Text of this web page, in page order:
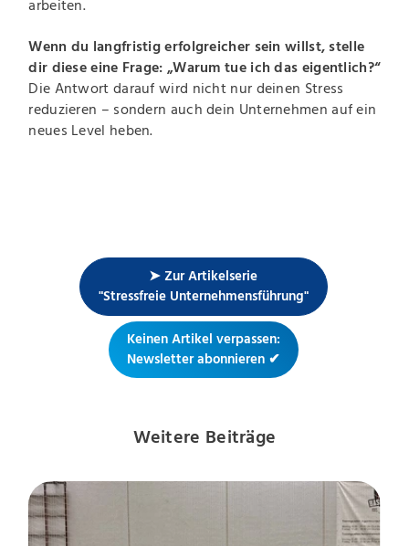
arbeiten.
Wenn du langfristig erfolgreicher sein willst, stelle
dir diese eine Frage: „Warum tue ich das eigentlich?“
Die Antwort darauf wird nicht nur deinen Stress
reduzieren – sondern auch dein Unternehmen auf ein
neues Level heben.
➤ Zur Artikelserie
"Stressfreie Unternehmensführung"
Keinen Artikel verpassen:
Newsletter abonnieren ✔
Weitere Beiträge